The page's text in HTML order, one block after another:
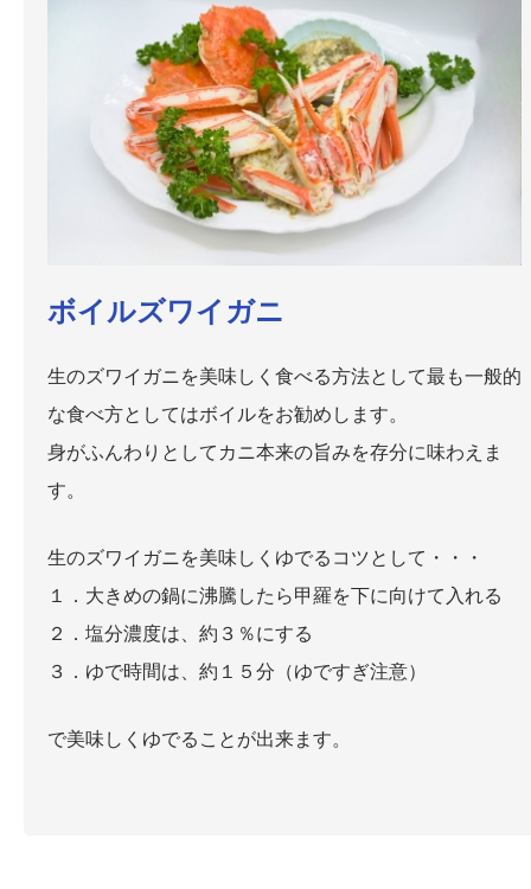
ボイルズワイガニ
生のズワイガニを美味しく食べる方法として最も一般的
な食べ方としてはボイルをお勧めします。
身がふんわりとしてカニ本来の旨みを存分に味わえま
す。
生のズワイガニを美味しくゆでるコツとして・・・
１．大きめの鍋に沸騰したら甲羅を下に向けて入れる
２．塩分濃度は、約３％にする
３．ゆで時間は、約１５分（ゆですぎ注意）
で美味しくゆでることが出来ます。